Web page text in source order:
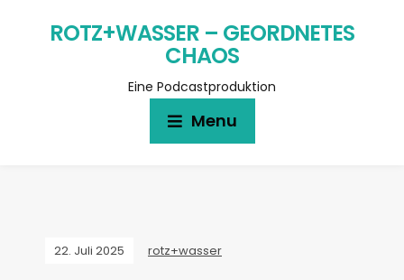
ROTZ+WASSER – GEORDNETES
CHAOS
Eine Podcastproduktion
Menu
22. Juli 2025 rotz+wasser